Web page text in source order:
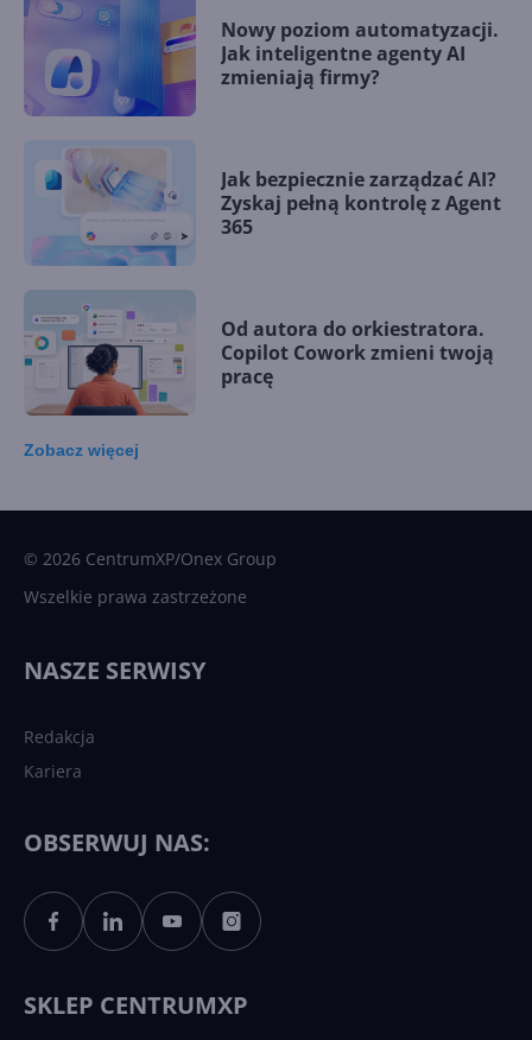
Nowy poziom automatyzacji.
Jak inteligentne agenty AI
zmieniają firmy?
Jak bezpiecznie zarządzać AI?
Zyskaj pełną kontrolę z Agent
365
Od autora do orkiestratora.
Copilot Cowork zmieni twoją
pracę
Sztuczna inteligencja po
polsku. Dość barier
Zobacz więcej
© 2026 CentrumXP/Onex Group
Wszelkie prawa zastrzeżone
NASZE SERWISY
Redakcja
Kariera
OBSERWUJ NAS:
SKLEP CENTRUMXP